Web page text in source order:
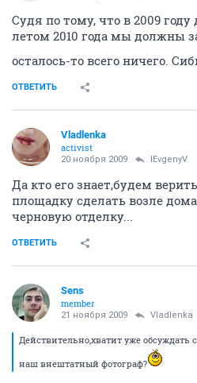
Судя по тому, что в 2009 году
летом 2010 года мы должны
осталось-то всего ничего.
ОТВЕТИТЬ
Vladlenka
activist
20 ноября 2009 IEvgenyV
Да кто его знает,будем
площадку сделать возле
черновую отделку...
ОТВЕТИТЬ
Sens
member
21 ноября 2009 Vladlenka
Действительно,хватит уже обсуждать
наш внештатный фотограф?